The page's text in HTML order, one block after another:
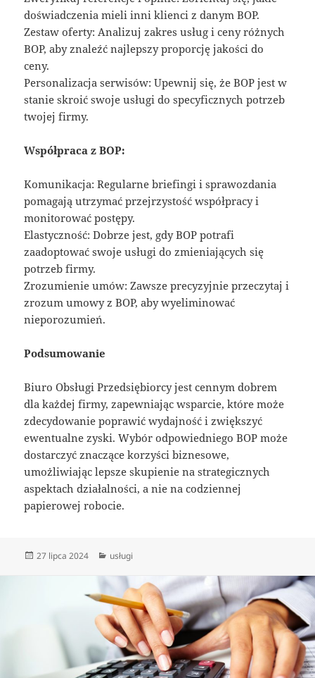
doświadczenia mieli inni klienci z danym BOP.
Zestaw oferty: Analizuj zakres usług i ceny różnych
BOP, aby znaleźć najlepszy proporcję jakości do
ceny.
Personalizacja serwisów: Upewnij się, że BOP jest w
stanie skroić swoje usługi do specyficznych potrzeb
twojej firmy.
Współpraca z BOP:
Komunikacja: Regularne briefingi i sprawozdania
pomagają utrzymać przejrzystość współpracy i
monitorować postępy.
Elastyczność: Dobrze jest, gdy BOP potrafi
zaadoptować swoje usługi do zmieniających się
potrzeb firmy.
Zrozumienie umów: Zawsze precyzyjnie przeczytaj i
zrozum umowy z BOP, aby wyeliminować
nieporozumień.
Podsumowanie
Biuro Obsługi Przedsiębiorcy jest cennym dobrem
dla każdej firmy, zapewniając wsparcie, które może
zdecydowanie poprawić wydajność i zwiększyć
ewentualne zyski. Wybór odpowiedniego BOP może
dostarczyć znaczące korzyści biznesowe,
umożliwiając lepsze skupienie na strategicznych
aspektach działalności, a nie na codziennej
papierowej robocie.
Data
27 lipca 2024 Kategorie
usługi